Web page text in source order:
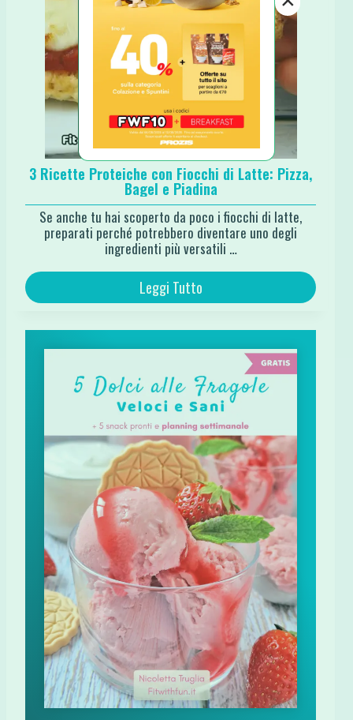
3 Ricette Proteiche con Fiocchi di Latte: Pizza,
Bagel e Piadina
Se anche tu hai scoperto da poco i fiocchi di latte,
preparati perché potrebbero diventare uno degli
ingredienti più versatili …
Leggi Tutto